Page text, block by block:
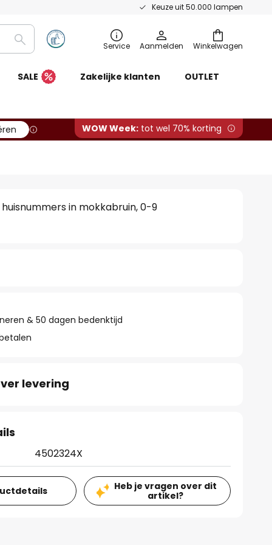
Keuze uit 50.000 lampen
Winkelwagen
Zoeken Service Aanmelden
SALE Zakelijke klanten OUTLET
WOW Week: tot wel 70% korting
in mokkabruin, 0-9
& 50 dagen bedenktijd
levering
4502324X
Heb je vragen over dit
artikel?